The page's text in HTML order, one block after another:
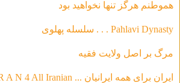
هموطنم هرگز تنها نخواهید بود
Pahlavi Dynasty . . . سلسله‌ پهلوی
مرگ بر اصل ولایت فقیه
ایران برای همه ایرانیان ... I R A N 4 All Iranian